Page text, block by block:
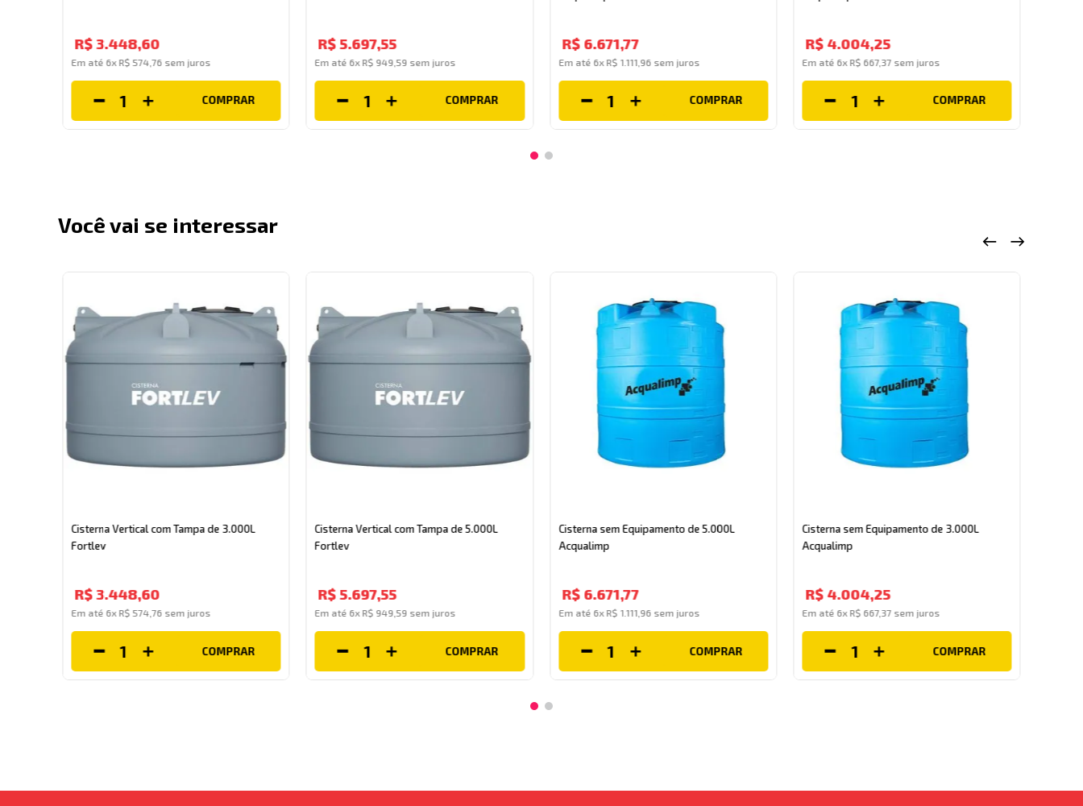
R$3.448,60
Em até 6x R$ 574 ,76 sem juros
COMPRAR
R$ 5.697,55
Em até 6x R$ 949 59 sem juros
COMPRAR
R$ 6.671,77
Em até 6x R$ 1. 111, 96sem juros
COMPRAR
R$4.004,25
Em até 6x R$ 667, 37 sem juros
COMPRAR
Você vai se interessar
Cisterna Vertical com Tampa de 3.000L
Fortlev
R$3.448,60
Em até 6x R$ 574 ,76 sem juros
COMPRAR
Cisterna Vertical com Tampa de 5.000L
Fortlev
R$ 5.697,55
Em até 6x R$ 949 59 sem juros
COMPRAR
Cisterna sem Equipamento de 5.000L
Acqualimp
R$ 6.671,77
Em até 6x R$ 1. 111, 96sem juros
COMPRAR
Cisterna sem Equipamento de 3.000L
Acqualimp
R$4.004,25
Em até 6x R$ 667, 37 sem juros
COMPRAR